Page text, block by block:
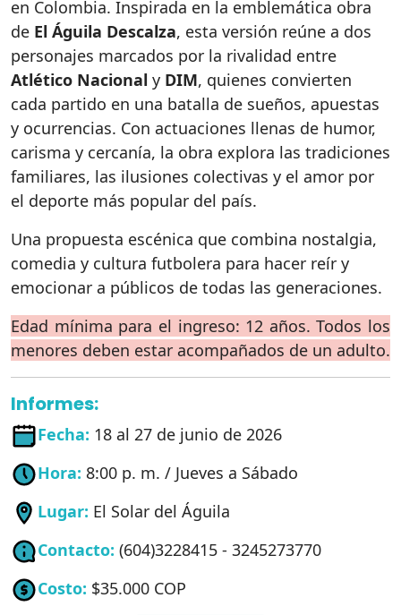
en Colombia. Inspirada en la emblemática obra
de El Águila Descalza, esta versión reúne a dos
personajes marcados por la rivalidad entre
Atlético Nacional y DIM, quienes convierten
cada partido en una batalla de sueños, apuestas
y ocurrencias. Con actuaciones llenas de humor,
carisma y cercanía, la obra explora las tradiciones
familiares, las ilusiones colectivas y el amor por
el deporte más popular del país.
Una propuesta escénica que combina nostalgia,
comedia y cultura futbolera para hacer reír y
emocionar a públicos de todas las generaciones.
Edad mínima para el ingreso: 12 años. Todos los
menores deben estar acompañados de un adulto.
Informes:
Fecha: 18 al 27 de junio de 2026
Hora: 8:00 p. m. / Jueves a Sábado
Lugar: El Solar del Águila
Contacto: (604)3228415 - 3245273770
Costo: $35.000 COP